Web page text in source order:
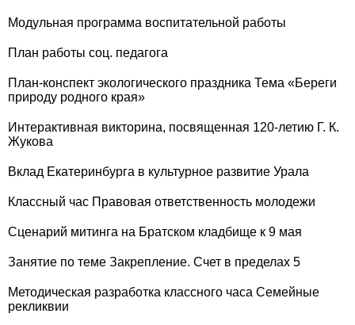
Модульная программа воспитательной работы
План работы соц. педагога
План-конспект экологического праздника Тема «Береги
природу родного края»
Интерактивная викторина, посвященная 120-летию Г. К.
Жукова
Вклад Екатеринбурга в культурное развитие Урала
Классный час Правовая ответственность молодежи
Сценарий митинга на Братском кладбище к 9 мая
Занятие по теме Закрепление. Счет в пределах 5
Методическая разработка классного часа Семейные
рекликвии